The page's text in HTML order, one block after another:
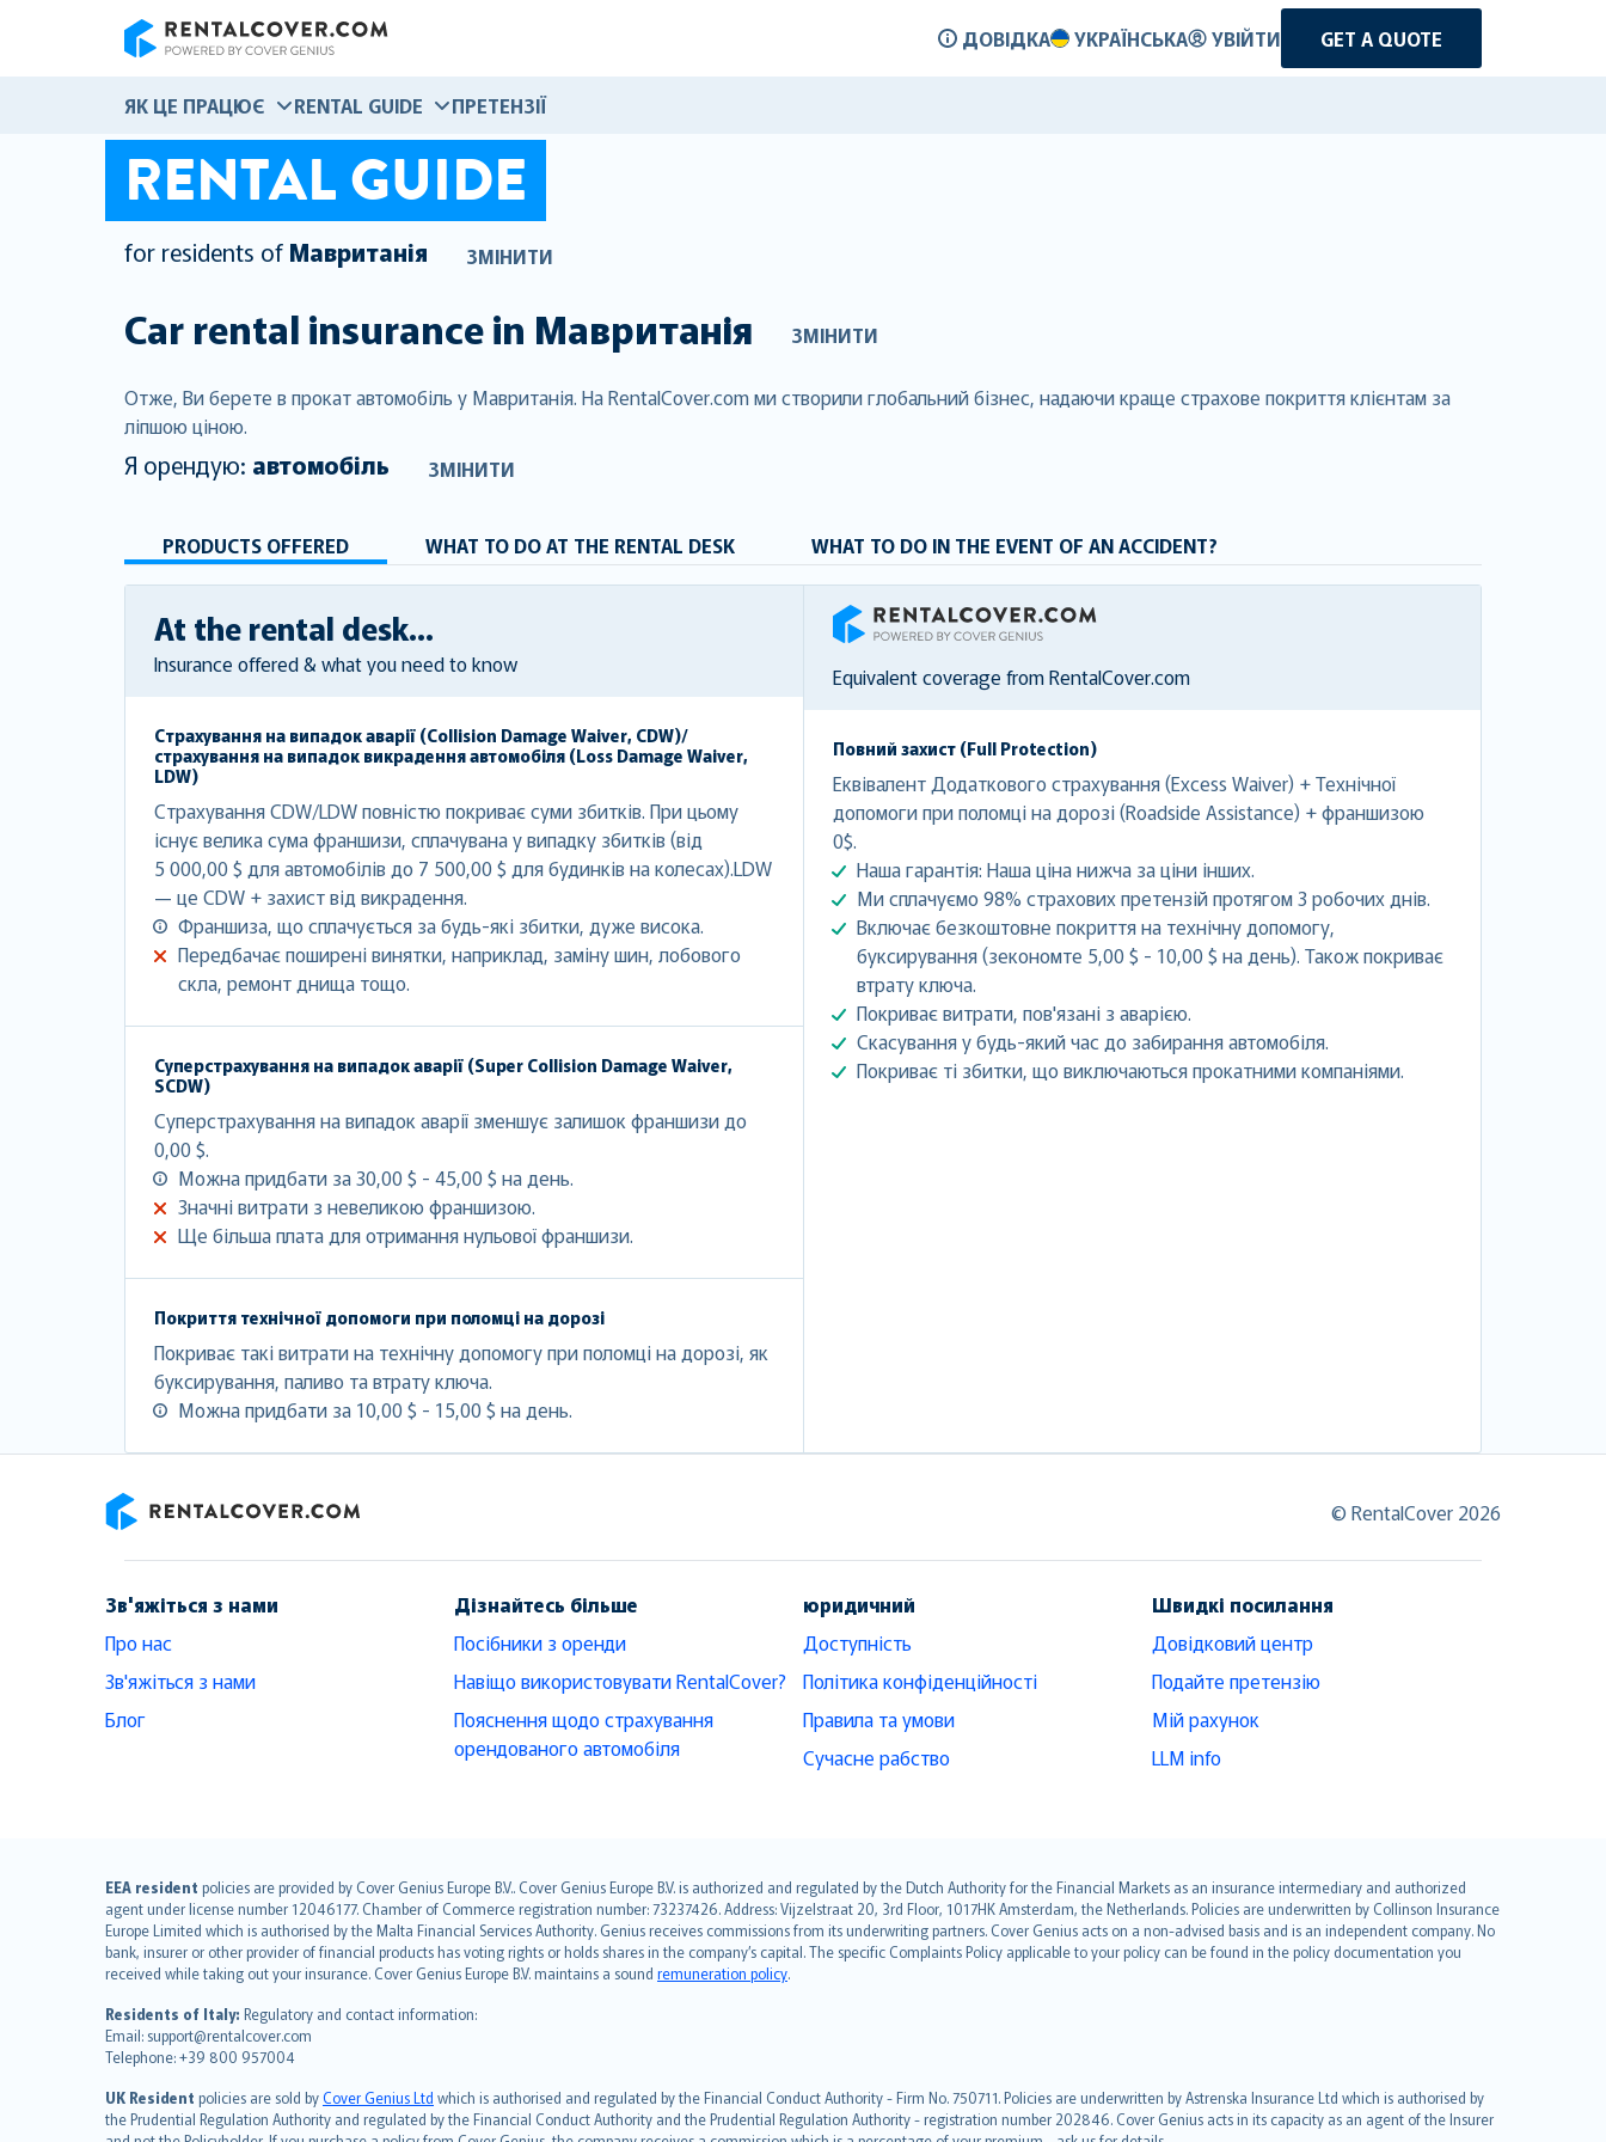
ДОВІДКА УКРАЇНСЬКА УВІЙТИ GET A QUOTE
ЯК ЦЕ ПРАЦЮЄ RENTAL GUIDE ПРЕТЕНЗІЇ
RENTAL GUIDE
for residents of Мавританія ЗМІНИТИ
Car rental insurance in Мавританія ЗМІНИТИ
Отже, Ви берете в прокат автомобіль у Мавританія. На RentalCover.com ми створили глобальний бізнес, надаючи краще страхове покриття клієнтам за
ліпшою ціною.
Я орендую: автомобіль ЗМІНИТИ
PRODUCTS OFFERED WHAT TO DO AT THE RENTAL DESK WHAT TO DO IN THE EVENT OF AN ACCIDENT?
At the rental desk...
Insurance offered & what you need to know
Страхування на випадок аварії (Collision Damage Waiver, CDW)/
страхування на випадок викрадення автомобіля (Loss Damage Waiver,
LDW)
Страхування CDW/LDW повністю покриває суми збитків. При цьому
існує велика сума франшизи, сплачувана у випадку збитків (від
5 000,00 $ для автомобілів до 7 500,00 $ для будинків на колесах).LDW
— це CDW + захист від викрадення.
Франшиза, що сплачується за будь-які збитки, дуже висока.
Передбачає поширені винятки, наприклад, заміну шин, лобового
скла, ремонт днища тощо.
Суперстрахування на випадок аварії (Super Collision Damage Waiver,
SCDW)
Суперстрахування на випадок аварії зменшує залишок франшизи до
0,00 $.
Можна придбати за 30,00 $ - 45,00 $ на день.
Значні витрати з невеликою франшизою.
Ще більша плата для отримання нульової франшизи.
Покриття технічної допомоги при поломці на дорозі
Покриває такі витрати на технічну допомогу при поломці на дорозі, як
буксирування, паливо та втрату ключа.
Можна придбати за 10,00 $ - 15,00 $ на день.
RentalCover
Equivalent coverage from RentalCover.com
Повний захист (Full Protection)
Еквівалент Додаткового страхування (Excess Waiver) + Технічної
допомоги при поломці на дорозі (Roadside Assistance) + франшизою
0$.
Наша гарантія: Наша ціна нижча за ціни інших.
Ми сплачуємо 98% страхових претензій протягом 3 робочих днів.
Включає безкоштовне покриття на технічну допомогу,
буксирування (зекономте 5,00 $ - 10,00 $ на день). Також покриває
втрату ключа.
Покриває витрати, пов'язані з аварією.
Скасування у будь-який час до забирання автомобіля.
Покриває ті збитки, що виключаються прокатними компаніями.
© RentalCover 2026
Зв'яжіться з нами
Про нас
Зв'яжіться з нами
Блог
Дізнайтесь більше
Посібники з оренди
Навіщо використовувати RentalCover?
Пояснення щодо страхування
орендованого автомобіля
юридичний
Доступність
Політика конфіденційності
Правила та умови
Сучасне рабство
Швидкі посилання
Довідковий центр
Подайте претензію
Мій рахунок
LLM info
EEA resident policies are provided by Cover Genius Europe B.V.. Cover Genius Europe B.V. is authorized and regulated by the Dutch Authority for the Financial Markets as an insurance intermediary and authorized
agent under license number 12046177. Chamber of Commerce registration number: 73237426. Address: Vijzelstraat 20, 3rd Floor, 1017HK Amsterdam, the Netherlands. Policies are underwritten by Collinson Insurance
Europe Limited which is authorised by the Malta Financial Services Authority. Genius receives commissions from its underwriting partners. Cover Genius acts on a non-advised basis and is an independent company. No
bank, insurer or other provider of financial products has voting rights or holds shares in the company’s capital. The specific Complaints Policy applicable to your policy can be found in the policy documentation you
received while taking out your insurance. Cover Genius Europe B.V. maintains a sound remuneration policy.
Residents of Italy: Regulatory and contact information:
Email: support@rentalcover.com
Telephone: +39 800 957004
UK Resident policies are sold byCover Genius Ltd which is authorised and regulated by the Financial Conduct Authority - Firm No. 750711. Policies are underwritten by Astrenska Insurance Ltd which is authorised by
the Prudential Regulation Authority and regulated by the Financial Conduct Authority and the Prudential Regulation Authority - registration number 202846. Cover Genius acts in its capacity as an agent of the Insurer
English (UK)
English (US)
Deutsch
français
Nederlands
español
italiano
简体中文
繁體中文